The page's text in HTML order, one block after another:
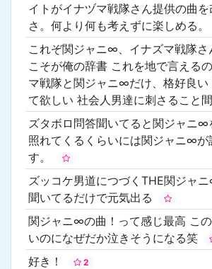
イトがイナヅマ戦隊さん提供の曲
さ。何より何も考えずに楽しめる。
これぞ関ジャニ∞、イナズマ戦隊さ
こそが俺の辞書 これを地で言える
マ戦隊と関ジャニ∞だけ、格好良い
て欲しい 社会人男達に刺さること
ズタボロ問答聞いてると関ジャニ∞
照れてくるくらいには関ジャニ∞が
す。
ズッコケ男道につづくTHE関ジャニ
聞いてるだけで元気出る
関ジャニ∞の曲！って感じ最高 こ
いのになぜだか泣きそうになる笑
好き！
2